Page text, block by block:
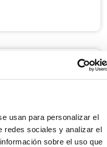
usan para personalizar el
redes sociales y analizar el
sobre el uso que